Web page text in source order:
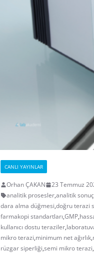
CANLI YAYINLAR
Orhan ÇAKAN 23 Temmuz
analitik prosesler,analitik
dara alma düğmesi,doğru terazi
farmakopi standartları,GMP,
kullanıcı dostu teraziler,
mikro terazi,minimum net ağırlık,
rüzgar siperliği,semi mikro terazi,